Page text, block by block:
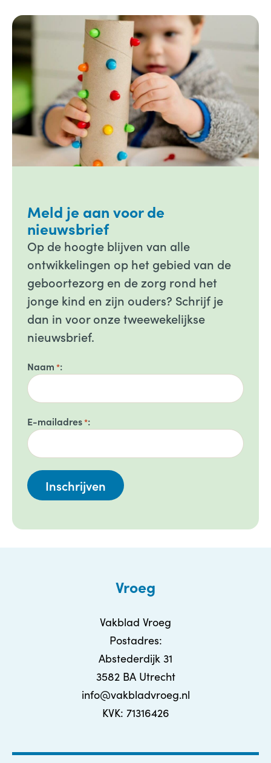
Meld je aan voor de
nieuwsbrief
Op de hoogte blijven van alle
ontwikkelingen op het gebied van de
geboortezorg en de zorg rond het
jonge kind en zijn ouders? Schrijf je
dan in voor onze tweewekelijkse
nieuwsbrief.
Naam *
E-mailadres*
Vroeg
Vakblad Vroeg
Postadres:
Abstederdijk 31
3582 BA Utrecht
info@vakbladvroeg.nl
KVK: 71316426